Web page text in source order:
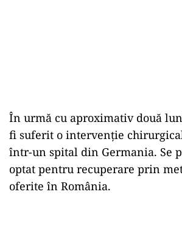
În urmă cu aproximativ două
fi suferit o intervenție
într-un spital din Germania. Se
optat pentru recuperare prin
oferite în România.